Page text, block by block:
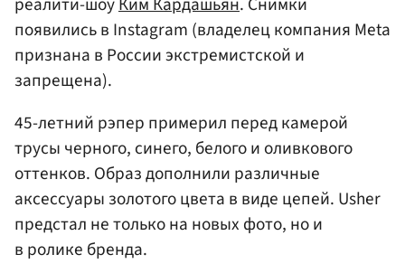
появились в Instagram (владелец компания Meta
признана в России экстремистской и
запрещена).
45-летний рэпер примерил перед камерой
трусы черного, синего, белого и оливкового
оттенков. Образ дополнили различные
аксессуары золотого цвета в виде цепей. Usher
предстал не только на новых фото, но и
в ролике бренда.